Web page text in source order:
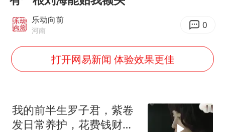
上海地铁4条线路全线停运
4.2平卫生间补漏注胶花1.55万
从科技创新看开局起步的时与势
乐动向前
河南 0
打开网易新闻 体验效果更佳
我的前半生罗子君，紫卷
发日常养护，花费钱财数